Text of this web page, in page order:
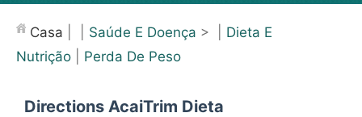
Saúde
Casa Saúde E Doença > | Dieta E
Nutrição
Perda De Peso
Directions AcaiTrim Dieta